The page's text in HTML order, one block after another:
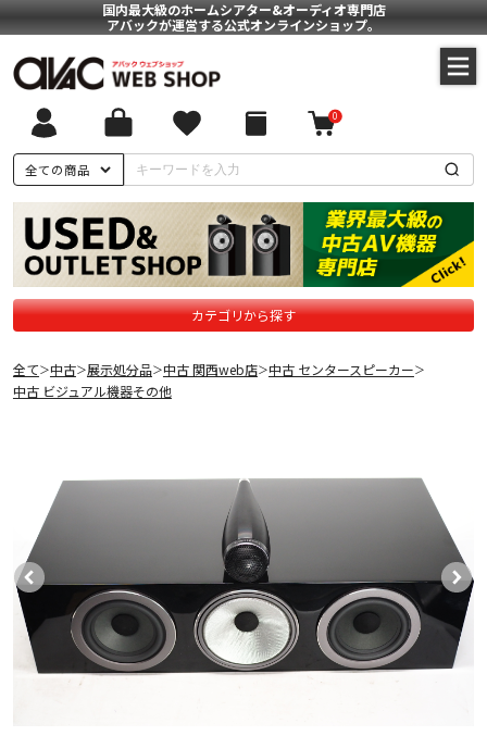
国内最大級のホームシアター&オーディオ専門店
アバックが運営する公式オンラインショップ。
全ての商品
0
カテゴリから探す
全て＞中古＞展示処分品＞中古 関西web店＞中古 センタースピーカー＞
中古 ビジュアル機器その他